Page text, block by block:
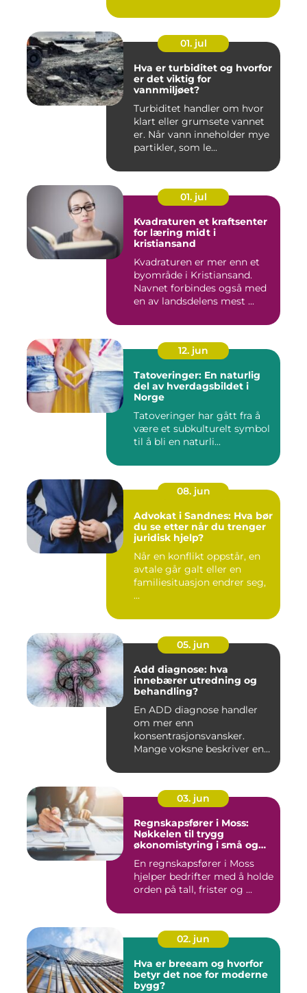
01. jul
Hva er turbiditet og hvorfor
er det viktig for
vannmiljøet?
Turbiditet handler om hvor
klart eller grumsete vannet
er. Når vann inneholder mye
partikler, som le...
01. jul
Kvadraturen et kraftsenter
for læring midt i
kristiansand
Kvadraturen er mer enn et
byområde i Kristiansand.
Navnet forbindes også med
en av landsdelens mest ...
12. jun
Tatoveringer: En naturlig
del av hverdagsbildet i
Norge
Tatoveringer har gått fra å
være et subkulturelt symbol
til å bli en naturli...
08. jun
Advokat i Sandnes: Hva bør
du se etter når du trenger
juridisk hjelp?
Når en konflikt oppstår, en
avtale går galt eller en
familiesituasjon endrer seg,
...
05. jun
Add diagnose: hva
innebærer utredning og
behandling?
En ADD diagnose handler
om mer enn
konsentrasjonsvansker.
Mange voksne beskriver en
03. jun
Regnskapsfører i Moss:
Nøkkelen til trygg
økonomistyring i små og
En regnskapsfører i Moss
hjelper bedrifter med å holde
orden på tall, frister og ...
02. jun
Hva er breeam og hvorfor
betyr det noe for moderne
bygg?